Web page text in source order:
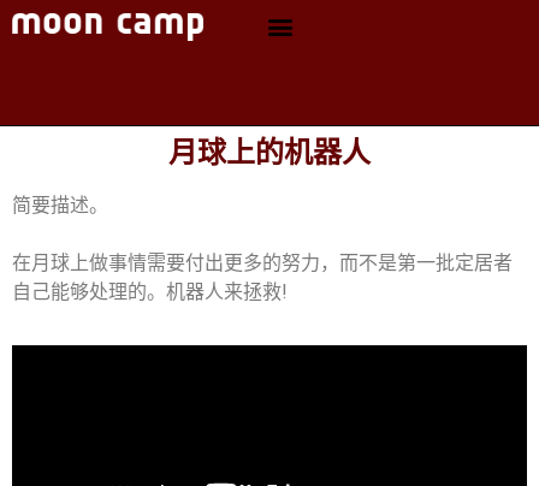
月球上的机器人
简要描述。
在月球上做事情需要付出更多的努力，而不是第一批定居者
自己能够处理的。机器人来拯救!